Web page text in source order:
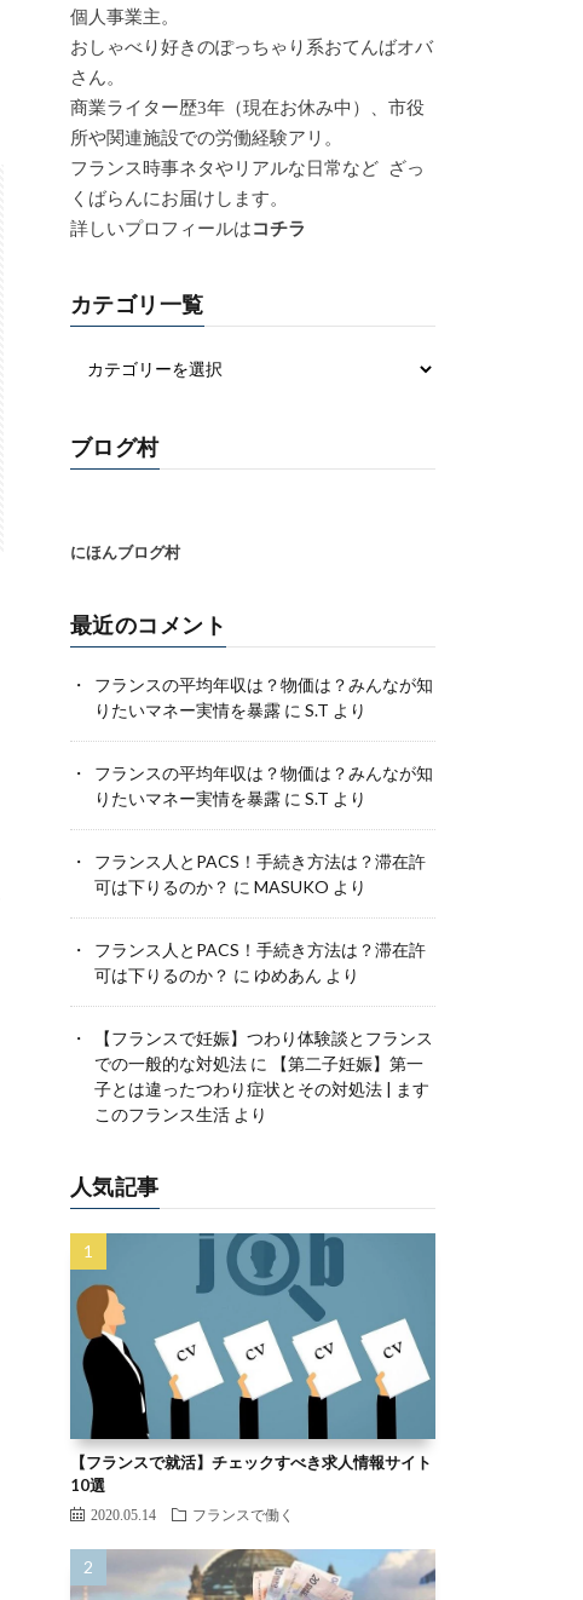
個人事業主。
おしゃべり好きのぽっちゃり系おてんばオバ
さん。
商業ライター歴3年（現在お休み中）、市役
所や関連施設での労働経験アリ。
フランス時事ネタやリアルな日常など ざっ
くばらんにお届けします。
詳しいプロフィールはコチラ
カテゴリ一覧
ブログ村
りたいマネー実情を暴露 にS.Tより
りたいマネー実情を暴露 にS.Tより
可は下りるのか？に MASUKOより
可は下りるのか？に ゆめあん より
での一般的な対処法 に【第二子妊娠】第一
子とは違ったつわり症状とその対処法 | ます
このフランス生活 より
【フランスで就活】チェックすべき求人情報サイト
10選
2020.05.14